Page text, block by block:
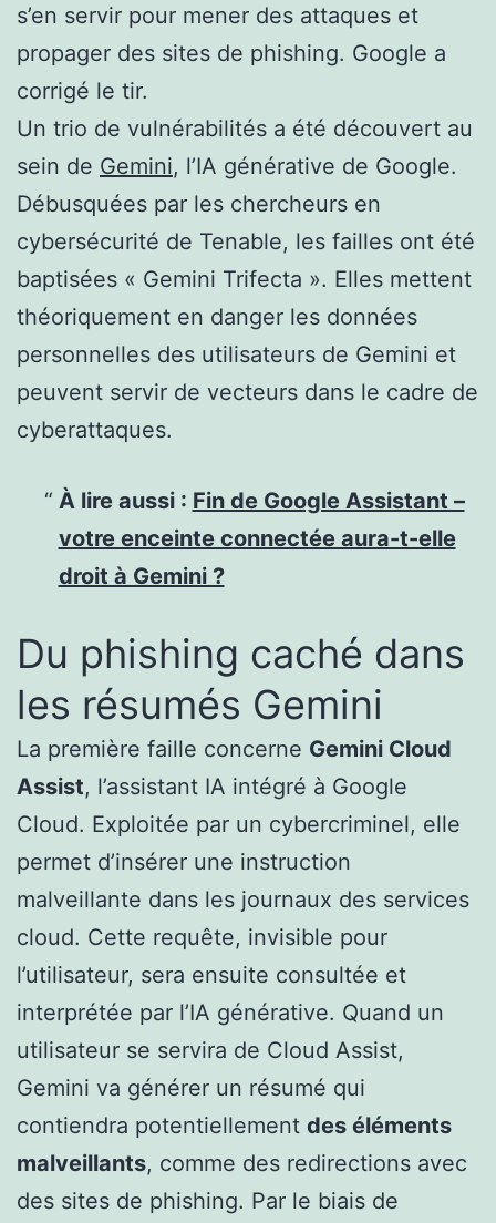
s’en servir pour mener des attaques et
propager des sites de phishing. Google a
corrigé le tir.
Un trio de vulnérabilités a été découvert au
sein de Gemini, l’IA générative de Google.
Débusquées par les chercheurs en
cybersécurité de Tenable, les failles ont été
baptisées « Gemini Trifecta ». Elles mettent
théoriquement en danger les données
personnelles des utilisateurs de Gemini et
peuvent servir de vecteurs dans le cadre de
cyberattaques.
À lire aussi : Fin de Google Assistant –
votre enceinte connectée aura-t-elle
droit à Gemini ?
Du phishing caché dans
les résumés Gemini
La première faille concerne Gemini Cloud
Assist, l’assistant IA intégré à Google
Cloud. Exploitée par un cybercriminel, elle
permet d’insérer une instruction
malveillante dans les journaux des services
cloud. Cette requête, invisible pour
l’utilisateur, sera ensuite consultée et
interprétée par l’IA générative. Quand un
utilisateur se servira de Cloud Assist,
Gemini va générer un résumé qui
contiendra potentiellement des éléments
malveillants, comme des redirections avec
des sites de phishing. Par le biais de